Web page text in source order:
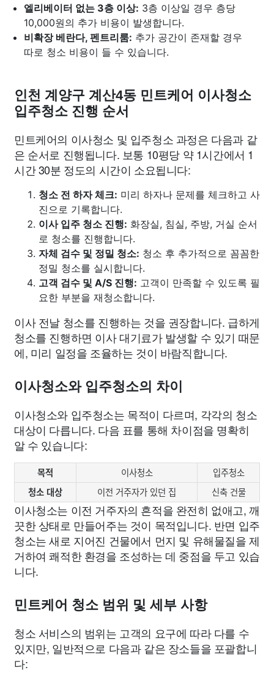
엘리베이터 없는 3층 이상: 3층 이상일 경우 층당
10,000원의 추가 비용이 발생합니다.
비확장 베란다, 펜트리룸: 추가 공간이 존재할 경우
따로 청소 비용이 들 수 있습니다.
인천 계양구 계산4동 민트케어 이사청소
입주청소 진행 순서
민트케어의 이사청소 및 입주청소 과정은 다음과 같
은 순서로 진행됩니다. 보통 10평당 약 1시간에서 1
시간 30분 정도의 시간이 소요됩니다:
청소 전 하자 체크: 미리 하자나 문제를 체크하고 사
진으로 기록합니다.
이사 입주 청소 진행: 화장실, 침실, 주방, 거실 순서
로 청소를 진행합니다.
자체 검수 및 정밀 청소: 청소 후 추가적으로 꼼꼼한
정밀 청소를 실시합니다.
고객 검수 및 A/S 진행: 고객이 만족할 수 있도록 필
요한 부분을 재청소합니다.
이사 전날 청소를 진행하는 것을 권장합니다. 급하게
청소를 진행하면 이사 대기료가 발생할 수 있기 때문
에, 미리 일정을 조율하는 것이 바람직합니다.
이사청소와 입주청소의 차이
이사청소와 입주청소는 목적이 다르며, 각각의 청소
대상이 다릅니다. 다음 표를 통해 차이점을 명확히
알 수 있습니다:
목적 이사청소
입주청소
청소 대상
이전 거주자가 있던 집 신축 건물
이사청소는 이전 거주자의 흔적을 완전히 없애고, 깨
끗한 상태로 만들어주는 것이 목적입니다. 반면 입주
청소는 새로 지어진 건물에서 먼지 및 유해물질을 제
거하여 쾌적한 환경을 조성하는 데 중점을 두고 있습
니다.
민트케어 청소 범위 및 세부 사항
청소 서비스의 범위는 고객의 요구에 따라 다를 수
있지만, 일반적으로 다음과 같은 장소들을 포괄합니
다: